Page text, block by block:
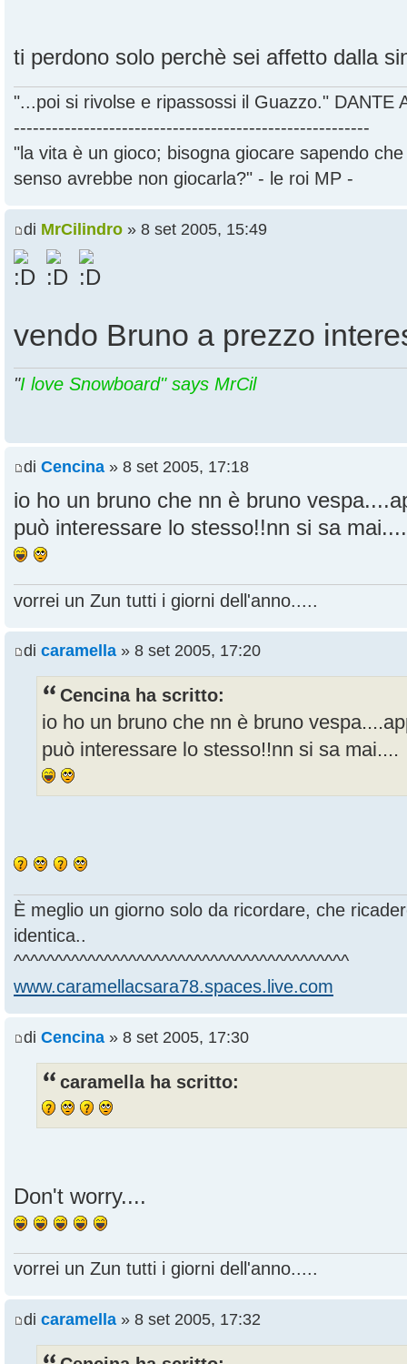
ti perdono solo perchè sei affetto dalla
"...poi si rivolse e ripassossi il Guazzo." DANTE
--------------------------------------------------------
"la vita è un gioco; bisogna giocare sapendo
senso avrebbe non giocarla?" - le roi MP -
di MrCilindro » 8 set 2005, 15:49
vendo Bruno a prezzo
"I love Snowboard" says MrCil
di Cencina » 8 set 2005, 17:18
io ho un bruno che nn è bruno
può interessare lo stesso!!nn si sa mai....
vorrei un Zun tutti i giorni dell'anno.....
di caramella » 8 set 2005, 17:20
Cencina ha scritto:
io ho un bruno che nn è bruno
può interessare lo stesso!!nn si sa mai....
È meglio un giorno solo da ricordare, che
identica..
^^^^^^^^^^^^^^^^^^^^^^^^^^^^^^^^^^^^^^^^^
www.caramellacsara78.spaces.live.com
di Cencina » 8 set 2005, 17:30
caramella ha scritto:
Don't worry....
vorrei un Zun tutti i giorni dell'anno.....
di caramella » 8 set 2005, 17:32